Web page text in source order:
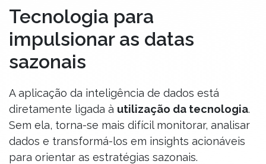
Tecnologia para
impulsionar as datas
sazonais
A aplicação da inteligência de dados está
diretamente ligada à utilização da tecnologia.
Sem ela, torna-se mais difícil monitorar, analisar
dados e transformá-los em insights acionáveis
para orientar as estratégias sazonais.